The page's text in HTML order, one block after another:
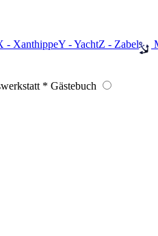
- XanthippeY - YachtZ - Zabel
* Gästebuch